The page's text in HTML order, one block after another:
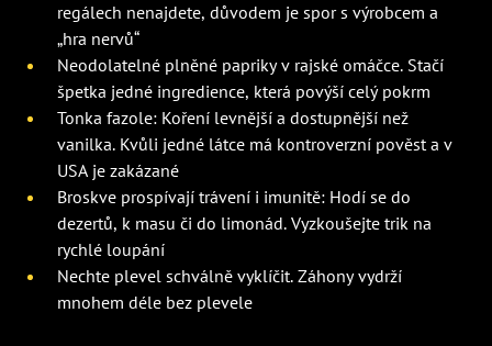
regálech nenajdete, důvodem je spor s výrobcem a
„hra nervů“
Neodolatelné plněné papriky v rajské omáčce. Stačí
špetka jedné ingredience, která povýší celý pokrm
Tonka fazole: Koření levnější a dostupnější než
vanilka. Kvůli jedné látce má kontroverzní pověst a v
USA je zakázané
Broskve prospívají trávení i imunitě: Hodí se do
dezertů, k masu či do limonád. Vyzkoušejte trik na
rychlé loupání
Nechte plevel schválně vyklíčit. Záhony vydrží
mnohem déle bez plevele